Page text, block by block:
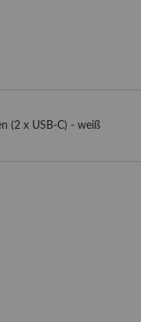
(2 x USB-C) - weiß